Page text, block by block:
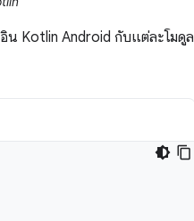
น Kotlin Android กับแต่ละโมดูล